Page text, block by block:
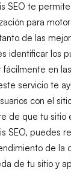
SEO te
para
de las
identificar los
fácilmente en
servicio te
con el
de que tu sitio
SEO, puedes
de la
de tu sitio y